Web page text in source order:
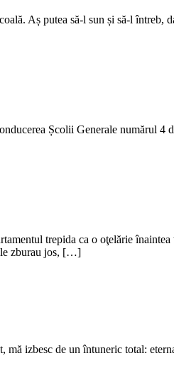
Aș putea să-l sun și să-l întreb,
Școlii Generale numărul 4
trepida ca o oţelărie
zburau jos, […]
izbesc de un întuneric total: